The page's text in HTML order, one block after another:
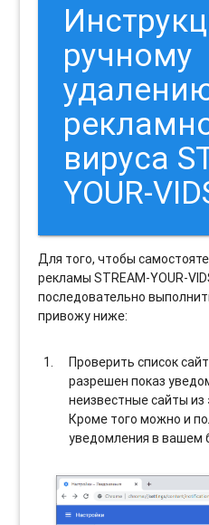
ручному
вируса
YOUR-
Для того, чтобы
рекламы STREAM-YOUR-
последовательно
привожу ниже:
Проверить список
разрешен показ
неизвестные сайты из
Кроме того можно и
уведомления в вашем